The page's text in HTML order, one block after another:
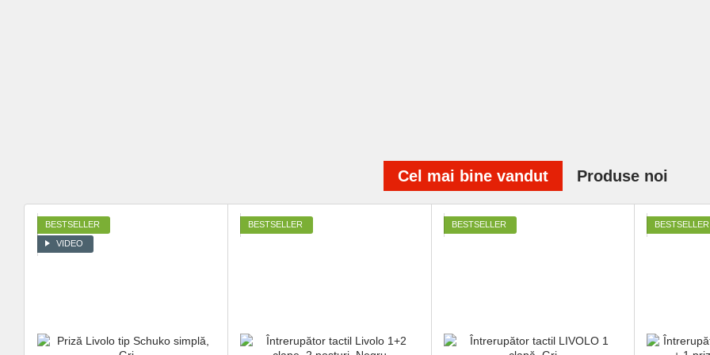
Cel mai bine vandut Produse noi
BESTSELLER
VIDEO
BESTSELLER BESTSELLER BESTSELLER